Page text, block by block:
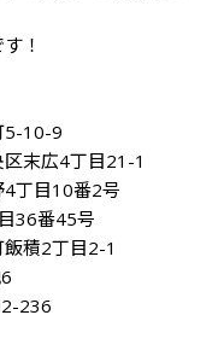
！
5-10-9
末広4丁目21-1
丁目10番2号
36番45号
積2丁目2-1
236